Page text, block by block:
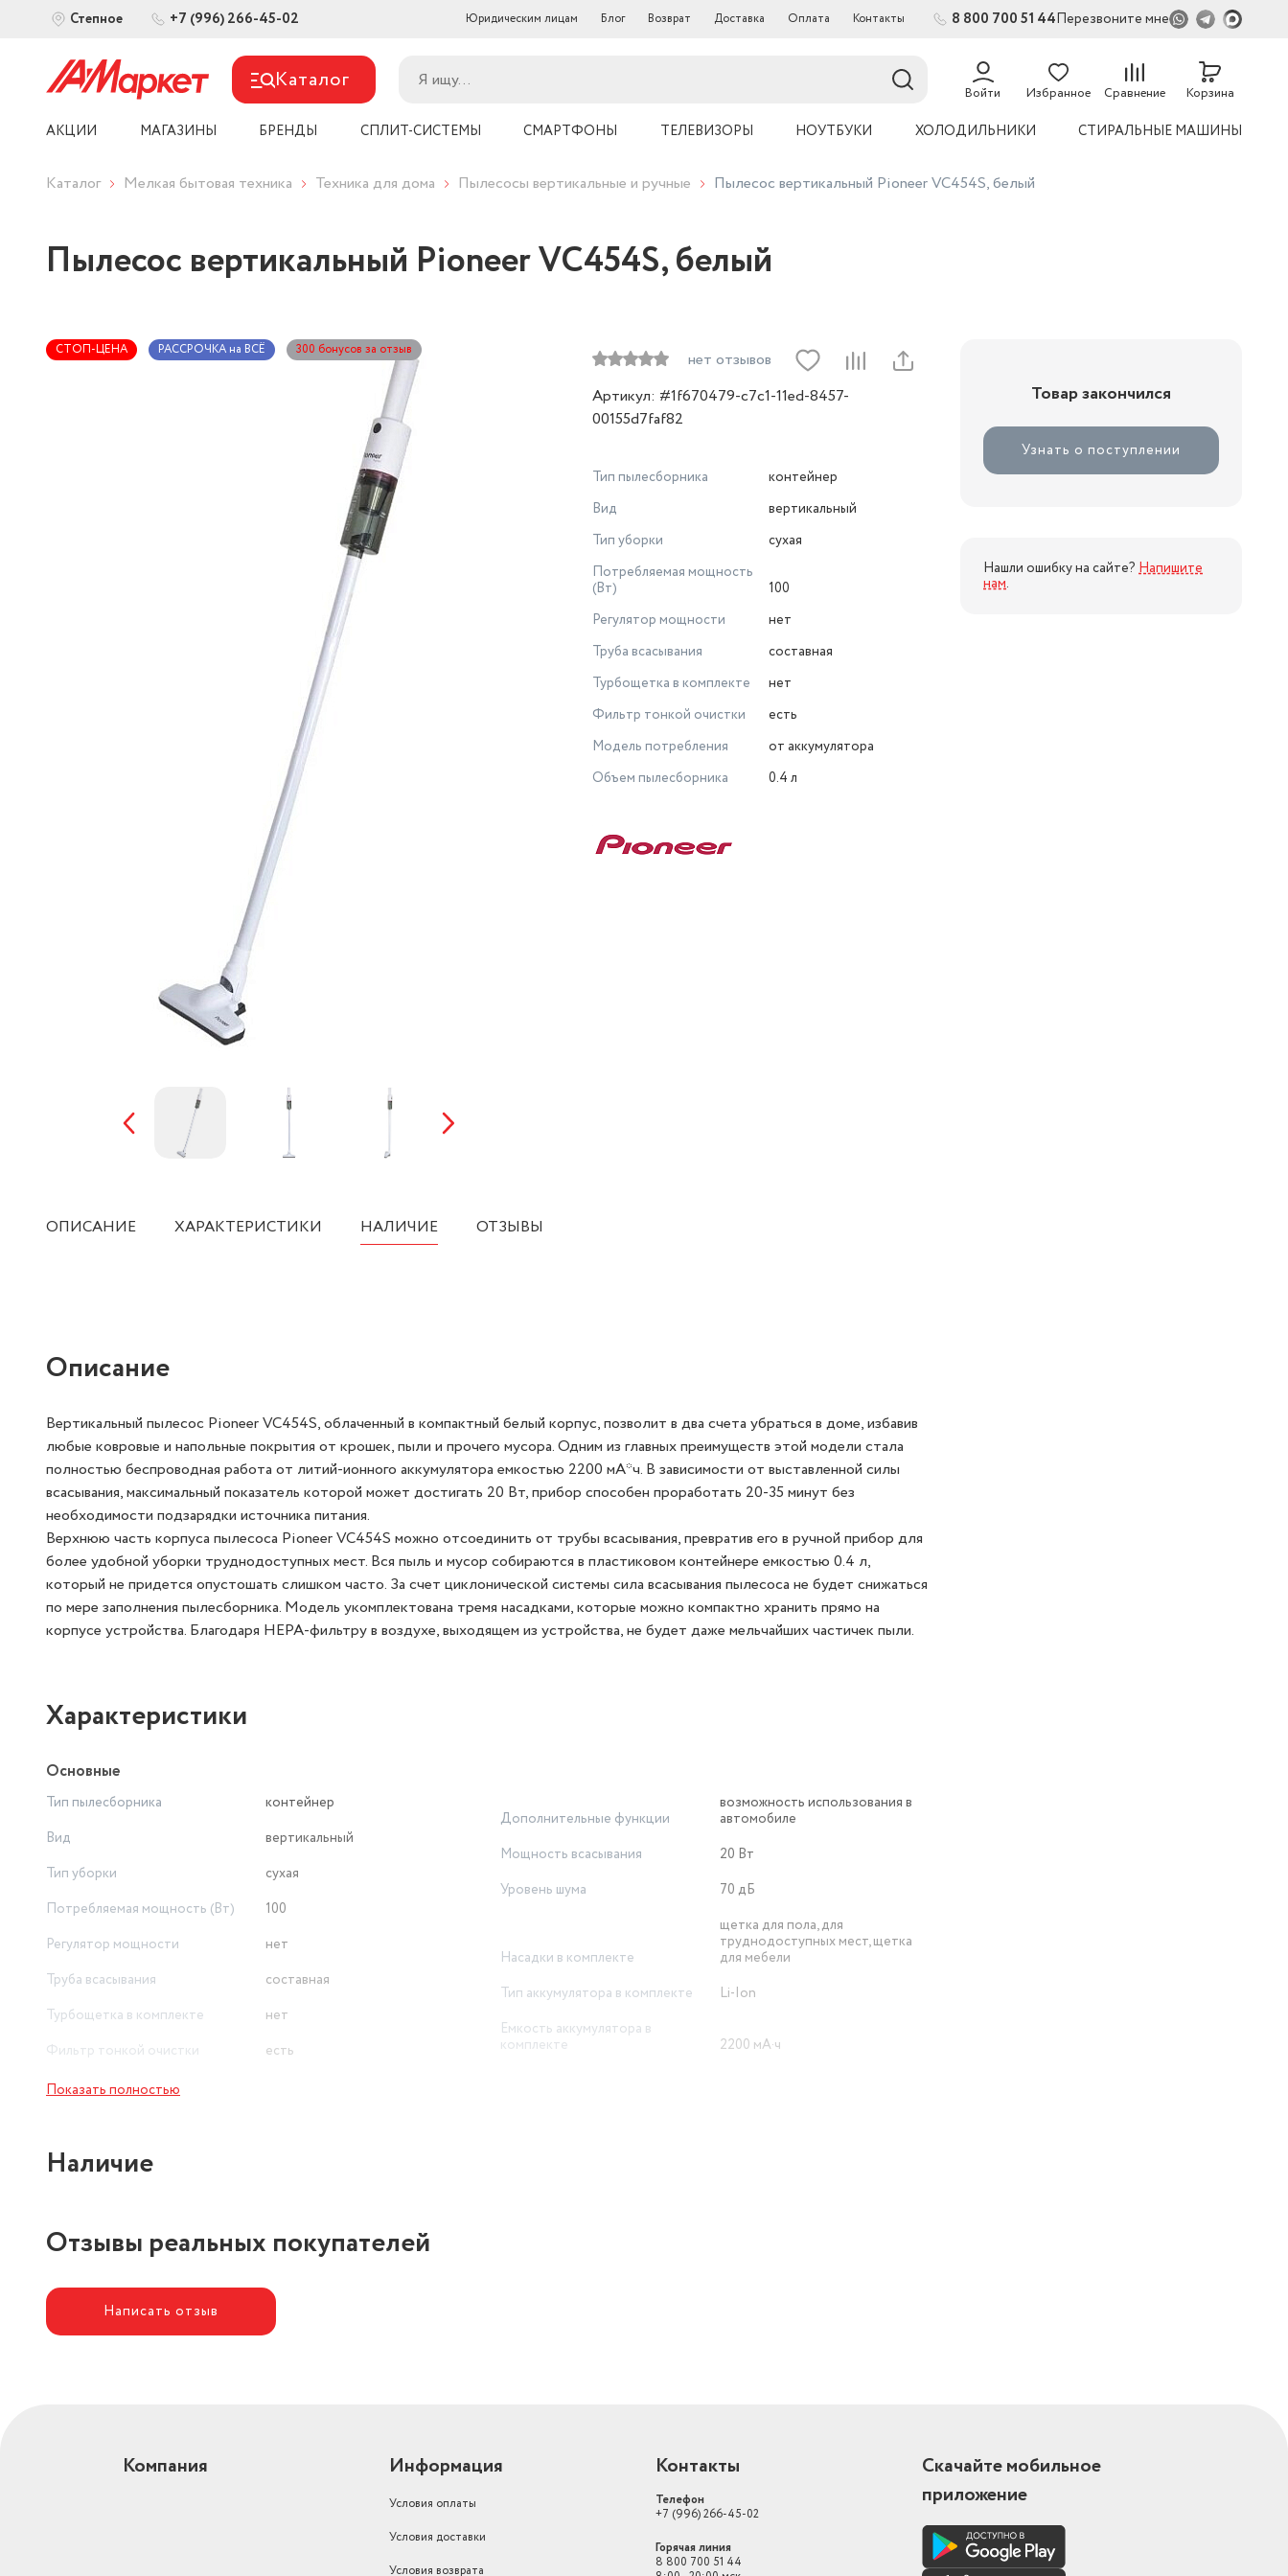
Степное +7 (996) 266-45-02 Юридическим лицам Блог Возврат Доставка Оплата Контакты 8 800 700 51 44Перезвоните мне
Каталог Войти Избранное Сравнение Корзина
АКЦИИ МАГАЗИНЫ БРЕНДЫ СПЛИТ-СИСТЕМЫ СМАРТФОНЫ ТЕЛЕВИЗОРЫ НОУТБУКИ ХОЛОДИЛЬНИКИ СТИРАЛЬНЫЕ МАШИНЫ
Каталог Мелкая бытовая техника Техника для дома Пылесосы вертикальные и ручные Пылесос вертикальный Pioneer VC454S, белый
Пылесос вертикальный Pioneer VC454S, белый
СТОП-ЦЕНА РАССРОЧКА на ВСЁ 300 бонусов за отзыв
нет отзывов
Артикул: #1f670479-c7c1-11ed-8457-
00155d7faf82
Тип пылесборника
контейнер
Вид
вертикальный
Тип уборки
сухая
Потребляемая мощность
(Вт)
100
Регулятор мощности
нет
Труба всасывания
составная
Турбощетка в комплекте
нет
Фильтр тонкой очистки
есть
Модель потребления
от аккумулятора
Объем пылесборника
0.4 л
Товар закончился
Узнать о поступлении
Нашли ошибку на сайте? Напишите
нам.
ОПИСАНИЕ ХАРАКТЕРИСТИКИ НАЛИЧИЕ ОТЗЫВЫ
Описание
Вертикальный пылесос Pioneer VC454S, облаченный в компактный белый корпус, позволит в два счета убраться в доме, избавив
любые ковровые и напольные покрытия от крошек, пыли и прочего мусора. Одним из главных преимуществ этой модели стала
полностью беспроводная работа от литий-ионного аккумулятора емкостью 2200 мА*ч. В зависимости от выставленной силы
всасывания, максимальный показатель которой может достигать 20 Вт, прибор способен проработать 20-35 минут без
необходимости подзарядки источника питания.
Верхнюю часть корпуса пылесоса Pioneer VC454S можно отсоединить от трубы всасывания, превратив его в ручной прибор для
более удобной уборки труднодоступных мест. Вся пыль и мусор собираются в пластиковом контейнере емкостью 0.4 л,
который не придется опустошать слишком часто. За счет циклонической системы сила всасывания пылесоса не будет снижаться
по мере заполнения пылесборника. Модель укомплектована тремя насадками, которые можно компактно хранить прямо на
корпусе устройства. Благодаря HEPA-фильтру в воздухе, выходящем из устройства, не будет даже мельчайших частичек пыли.
Характеристики
Основные
Тип пылесборника
контейнер
Вид
вертикальный
Тип уборки
сухая
Потребляемая мощность (Вт)
100
Регулятор мощности
нет
Труба всасывания
составная
Турбощетка в комплекте
нет
Фильтр тонкой очистки
есть
Модель потребления
Дополнительные функции
возможность использования в
автомобиле
Мощность всасывания
20 Вт
Уровень шума
70 дБ
Насадки в комплекте
щетка для пола, для
труднодоступных мест, щетка
для мебели
Тип аккумулятора в комплекте
Li-Ion
Емкость аккумулятора в
комплекте
2200 мА·ч
Показать полностью
Наличие
Отзывы реальных покупателей
Написать отзыв
Компания Информация
Условия оплаты
Условия доставки
Условия возврата
Контакты
Телефон
+7 (996) 266-45-02
Горячая линия
8 800 700 51 44
Скачайте мобильное
приложение